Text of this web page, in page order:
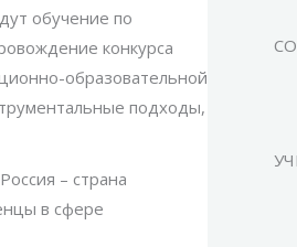
обучение по
конкурса
образовательной
подходы,
– страна
в сфере